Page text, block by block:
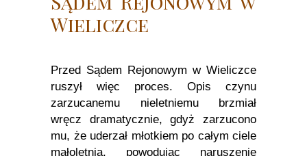
Wieliczce
Przed Sądem Rejonowym w Wieliczce
ruszył więc proces. Opis czynu
zarzucanemu nieletniemu brzmiał
wręcz dramatycznie, gdyż zarzucono
mu, że uderzał młotkiem po całym ciele
małoletnią, powodując naruszenie